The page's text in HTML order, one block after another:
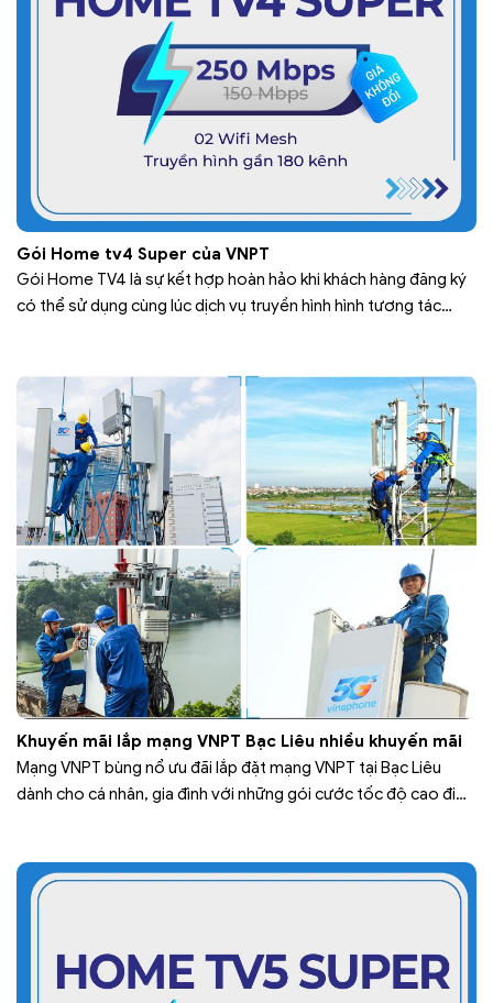
Gói Home tv4 Super của VNPT
Gói Home TV4 là sự kết hợp hoàn hảo khi khách hàng đăng ký
có thể sử dụng cùng lúc dịch vụ truyền hình hình tương tác
Tập đoàn Bưu…
Khuyến mãi lắp mạng VNPT Bạc Liêu nhiều khuyến mãi
Mạng VNPT bùng nổ ưu đãi lắp đặt mạng VNPT tại Bạc Liêu
dành cho cá nhân, gia đình với những gói cước tốc độ cao đi
Việt…